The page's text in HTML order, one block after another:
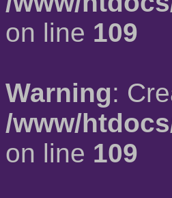
on line 109
Warning:
/www/
on line 109